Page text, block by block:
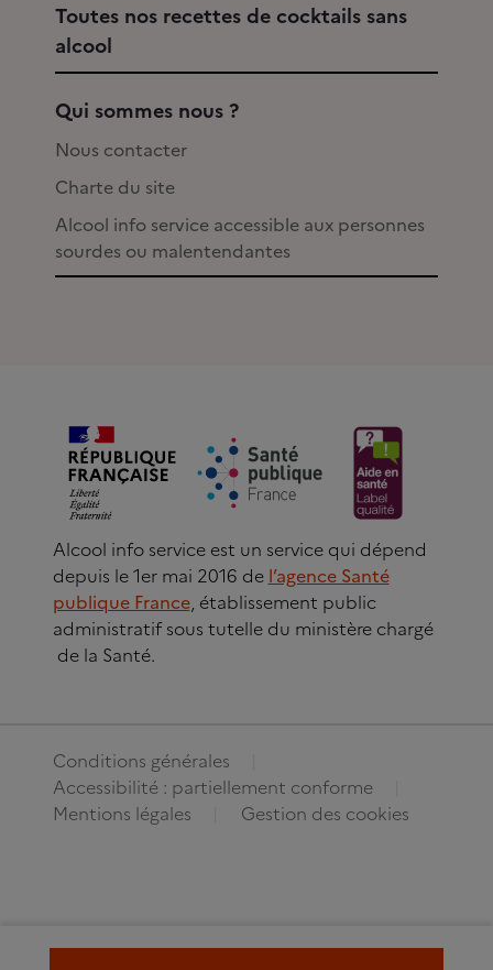
Toutes nos recettes de cocktails sans
alcool
Qui sommes nous ?
Nous contacter
Charte du site
Alcool info service accessible aux personnes
sourdes ou malentendantes
Alcool info service est un service qui dépend
depuis le 1er mai 2016 de l’agence Santé
publique France, établissement public
administratif sous tutelle du ministère chargé
de la Santé.
Conditions générales
Accessibilité : partiellement conforme
Mentions légales
Gestion des cookies